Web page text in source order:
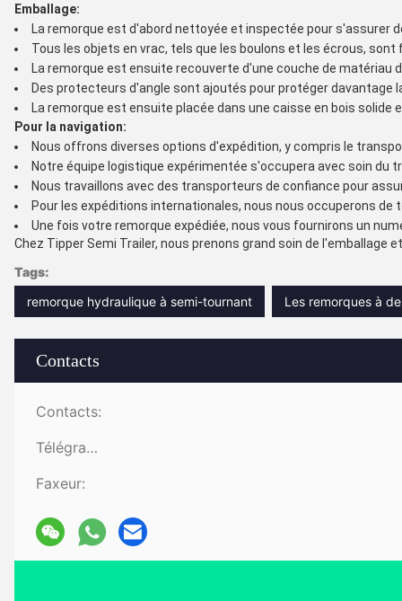
Contacts
Contacts:
Télégramme:
Faxeur:
Emballage:
La remorque est d'abord nettoyée et inspectée pour s'assurer
Tous les objets en vrac, tels que les boulons et les écrous,
La remorque est ensuite recouverte d'une couche de
Des protecteurs d'angle sont ajoutés pour protéger davantage
La remorque est ensuite placée dans une caisse en bois
Pour la navigation:
Nous offrons diverses options d'expédition, y compris le
Notre équipe logistique expérimentée s'occupera avec soin du
Nous travaillons avec des transporteurs de confiance pour
Pour les expéditions internationales, nous nous occuperons
Une fois votre remorque expédiée, nous vous fournirons un
Chez Tipper Semi Trailer, nous prenons grand soin de
Tags:
remorque hydraulique à semi-tournant
Les remorques à